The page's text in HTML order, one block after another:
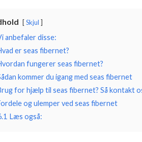
Skjul
anbefaler disse:
er seas fibernet?
fungerer seas fibernet?
kommer du igang med seas fibernet
for hjælp til seas fibernet? Så kontakt
og ulemper ved seas fibernet
Læs også: